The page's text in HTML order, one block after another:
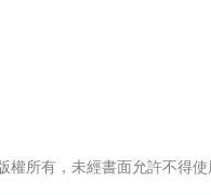
權所有，未經書面允許不得使